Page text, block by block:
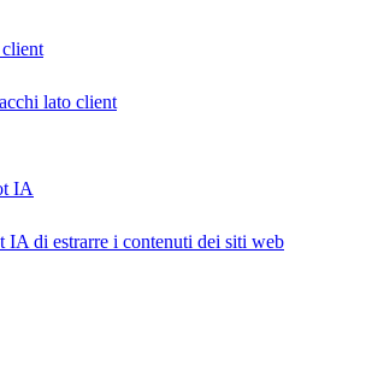
lato client
IA
IA di estrarre i contenuti dei siti web